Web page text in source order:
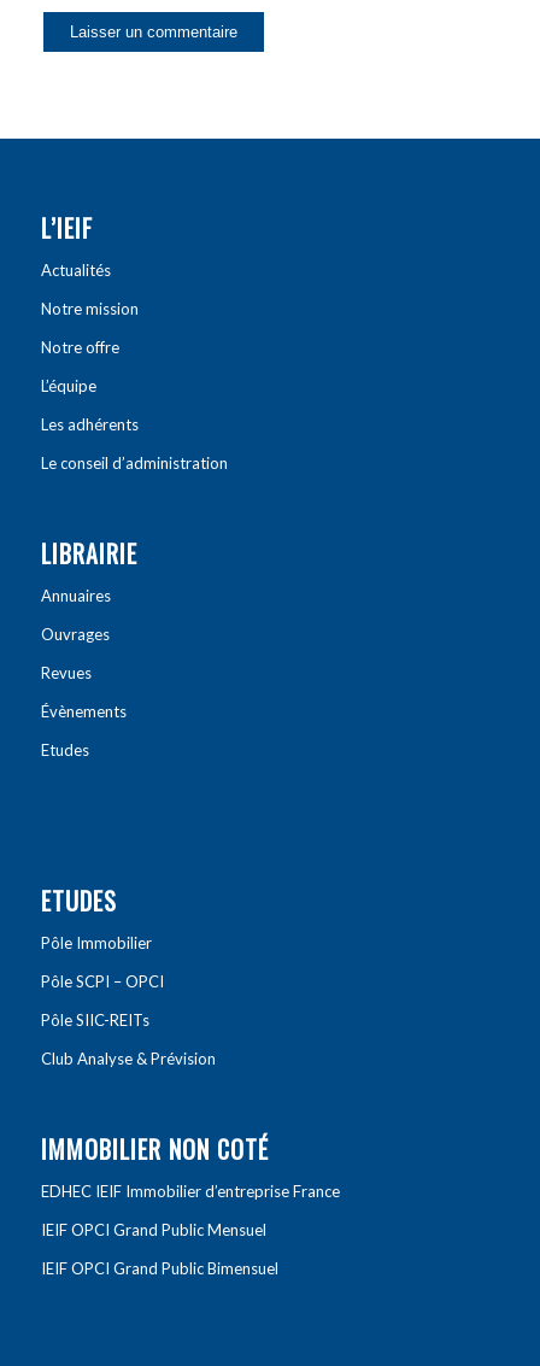
L’IEIF
Actualités
Notre mission
Notre offre
L’équipe
Les adhérents
Le conseil d’administration
LIBRAIRIE
Annuaires
Ouvrages
Revues
Évènements
Etudes
ETUDES
Pôle Immobilier
Pôle SCPI – OPCI
Pôle SIIC-REITs
Club Analyse & Prévision
IMMOBILIER NON COTÉ
EDHEC IEIF Immobilier d’entreprise France
IEIF OPCI Grand Public Mensuel
IEIF OPCI Grand Public Bimensuel